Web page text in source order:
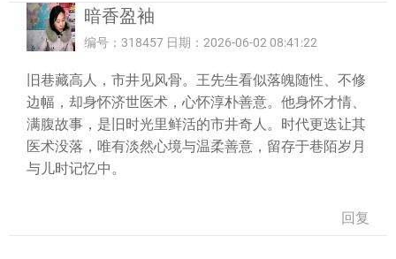
暗香盈袖
编号：318457 日期：2026-06-02 08:41:22
旧巷藏高人，市井见风骨。王先生看似落魄随性、不修
边幅，却身怀济世医术，心怀淳朴善意。他身怀才情、
满腹故事，是旧时光里鲜活的市井奇人。时代更迭让其
医术没落，唯有淡然心境与温柔善意，留存于巷陌岁月
与儿时记忆中。
回复